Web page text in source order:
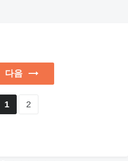
다음
1 2